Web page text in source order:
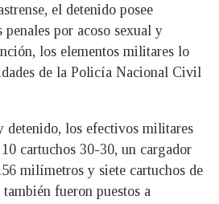
el detenido posee
penales por acoso sexual y
los elementos militares lo
de la Policía Nacional Civil
detenido, los efectivos militares
cartuchos 30-30, un cargador
milímetros y siete cartuchos de
fueron puestos a